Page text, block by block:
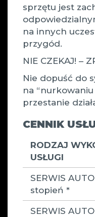
sprzętu jest
na innych
przygód.
NIE CZEKAJ! –
Nie dopuść do
na
przestanie
CENNIK
RODZAJ
USŁUGI
SERWIS
stopień *
SERWIS